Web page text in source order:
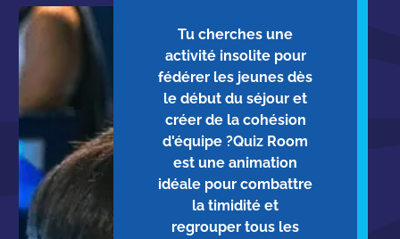
Tu cherches une
activité insolite pour
fédérer les jeunes dès
le début du séjour et
créer de la cohésion
d'équipe ?Quiz Room
est une animation
idéale pour combattre
la timidité et
regrouper tous les